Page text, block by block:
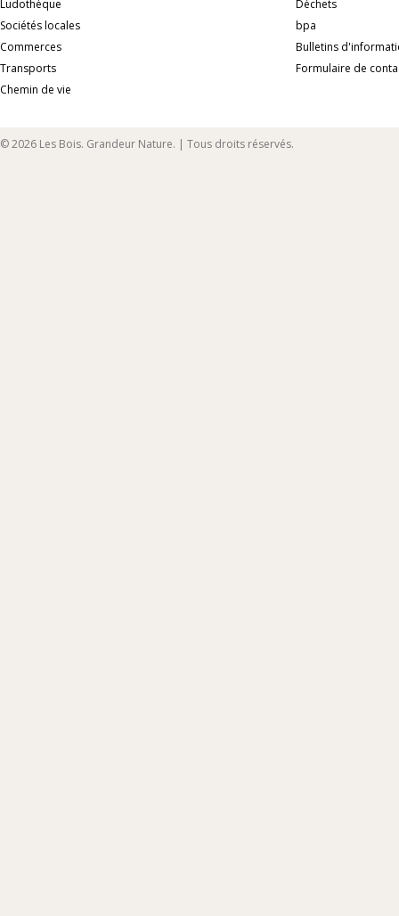
Ludothèque
Sociétés locales
Commerces
Transports
Chemin de vie
Déchets
bpa
Bulletins
Formulaire de
© 2026 Les Bois. Grandeur Nature. | Tous droits réservés.